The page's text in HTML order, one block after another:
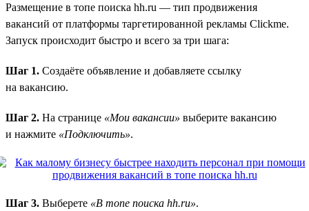
Размещение в топе поиска hh.ru — тип продвижения
вакансий от платформы таргетированной рекламы Clickme.
Запуск происходит быстро и всего за три шага:
Шаг 1. Создаёте объявление и добавляете ссылку
на вакансию.
Шаг 2. На странице «Мои вакансии» выберите вакансию
и нажмите «Подключить».
Шаг 3. Выберете «В топе поиска hh.ru».